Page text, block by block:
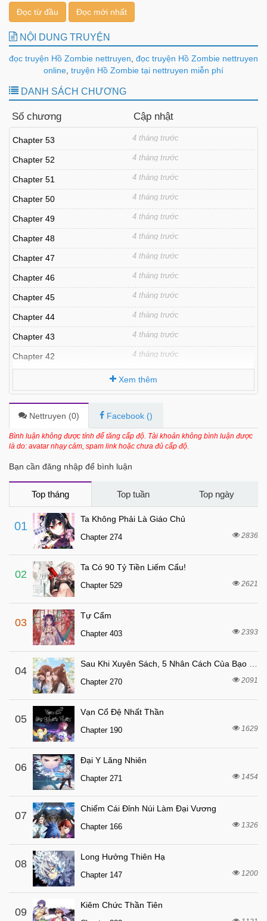
Đọc từ đầu Đọc mới nhất
NỘI DUNG TRUYỆN
đọc truyện Hồ Zombie nettruyen đọc truyện Hồ Zombie nettruyen
online truyện Hồ Zombie tại nettruyen miễn phí
DANH SÁCH CHƯƠNG
Số chương Cập nhật
Chapter 53 4 tháng trước
Chapter 52 4 tháng trước
Chapter 51 4 tháng trước
Chapter 50 4 tháng trước
Chapter 49 4 tháng trước
Chapter 48 4 tháng trước
Chapter 47 4 tháng trước
Chapter 46 4 tháng trước
Chapter 45 4 tháng trước
Chapter 44 4 tháng trước
Chapter 43 4 tháng trước
Chapter 42 4 tháng trước
Chapter 40 4 tháng trước
Chapter 39 4 tháng trước
Chapter 38 4 tháng trước
4 tháng trước
Chapter 35 4 tháng trước
Chapter 34
Chapter 33
Chapter 32.9
Chapter 32.8 4 tháng trước
Chapter 32.7
Chapter 32.6
Chapter 32.5
Chapter 32.4 4 tháng trước
Chapter 32.3 4 tháng trước
Chapter 32.2
Chapter 32.1 4 tháng trước
Chapter 32
Chapter 31.7 4 tháng trước
Chapter 31.6
Chapter 31.5
Chapter 31.4 4 tháng trước
Chapter 31.3
Chapter 31.2 4 tháng trước
Chapter 31.1
Chapter 31
Chapter 30.7 4 tháng trước
Xem thêm
Nettruyen (0) Facebook ()
Bình luận không được tính để tăng cấp độ. Tài khoản không bình luận được
là do: avatar nhạy cảm, spam link hoặc chưa đủ cấp độ.
Bạn cần đăng nhập để bình luận
Top tháng Top tuần Top ngày
01
Ta Không Phải Là Giáo Chủ
Chapter 274 2836
02
Ta Có 90 Tỷ Tiền Liếm Cẩu!
Chapter 529 2621
03
Tự Cẩm
Chapter 403 2393
04
Chapter 270 2091
05
Vạn Cổ Đệ Nhất Thần
Chapter 190 1629
06
Đại Y Lăng Nhiên
Chapter 271 1454
07
Chiếm Cái Đỉnh Núi Làm Đại Vương
Chapter 166 1326
08
Long Hưởng Thiên Hạ
Chapter 147 1200
09
Kiêm Chức Thần Tiên